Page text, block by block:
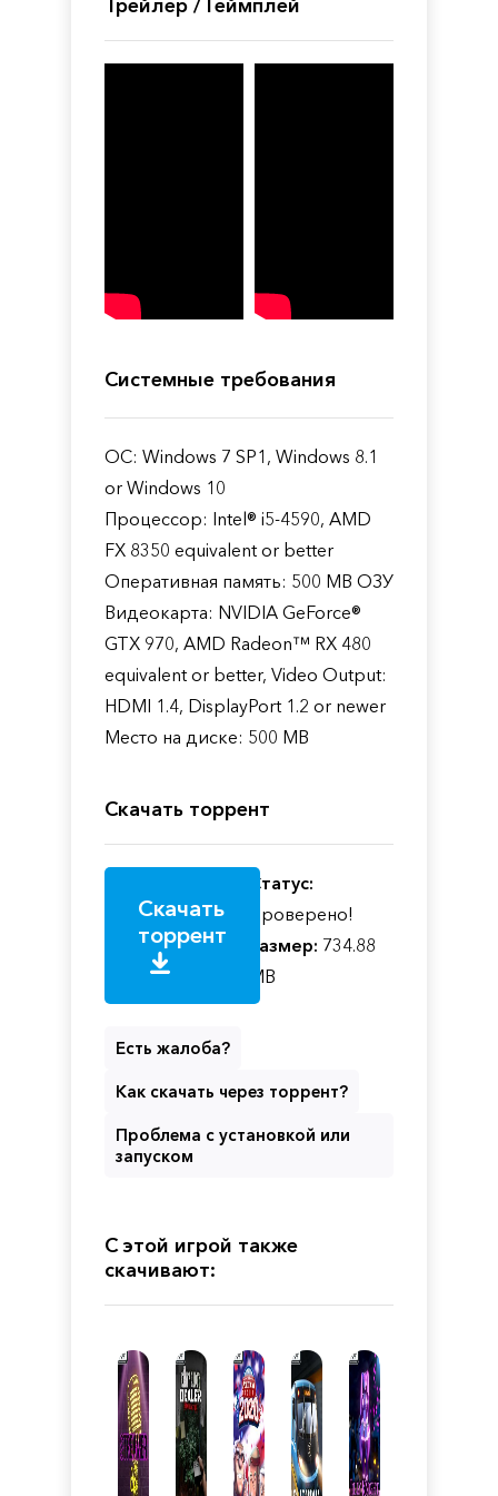
Трейлер / Геймплей
Системные требования
ОС: Windows 7 SP1, Windows 8.1
or Windows 10
Процессор: Intel® i5-4590, AMD
FX 8350 equivalent or better
Оперативная память: 500 MB ОЗУ
Видеокарта: NVIDIA GeForce®
GTX 970, AMD Radeon™ RX 480
equivalent or better, Video Output:
HDMI 1.4, DisplayPort 1.2 or newer
Место на диске: 500 MB
Скачать торрент
Скачать
торрент
Статус:
Проверено!
Размер: 734.88
MB
Есть жалоба?
Как скачать через торрент?
Проблема с установкой или
запуском
С этой игрой также
скачивают: